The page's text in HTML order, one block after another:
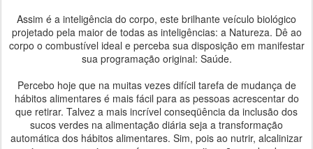
Assim é a inteligência do corpo, este brilhante veículo biológico
projetado pela maior de todas as inteligências: a Natureza. Dê ao
corpo o combustível ideal e perceba sua disposição em manifestar
sua programação original: Saúde.
Percebo hoje que na muitas vezes difícil tarefa de mudança de
hábitos alimentares é mais fácil para as pessoas acrescentar do
que retirar. Talvez a mais incrível conseqüência da inclusão dos
sucos verdes na alimentação diária seja a transformação
automática dos hábitos alimentares. Sim, pois ao nutrir, alcalinizar